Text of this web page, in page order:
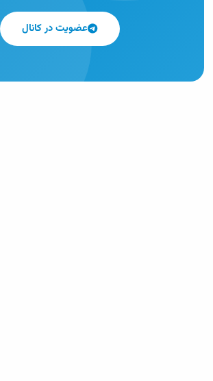
عضویت در کانال